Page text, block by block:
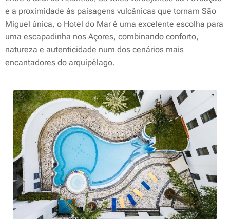
e a proximidade às paisagens vulcânicas que tornam São
Miguel única, o Hotel do Mar é uma excelente escolha para
uma escapadinha nos Açores, combinando conforto,
natureza e autenticidade num dos cenários mais
encantadores do arquipélago.